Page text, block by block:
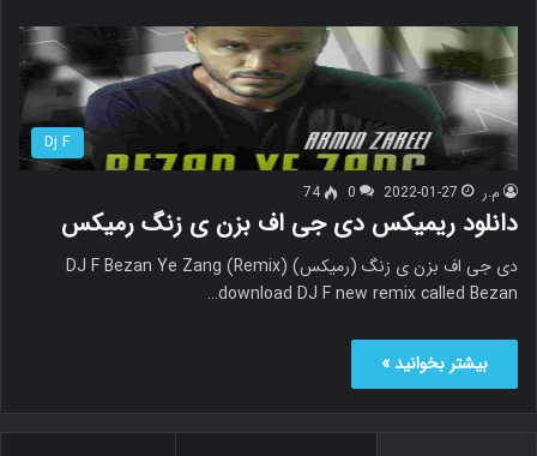
Dj F
م.ر 2022-01-27
0
74
دانلود ریمیکس دی جی اف بزن ی زنگ رمیکس
دی جی اف بزن ی زنگ (رمیکس) DJ F Bezan Ye Zang (Remix)
download DJ F new remix called Bezan…
بیشتر بخوانید »